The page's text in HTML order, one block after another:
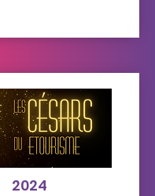
2024